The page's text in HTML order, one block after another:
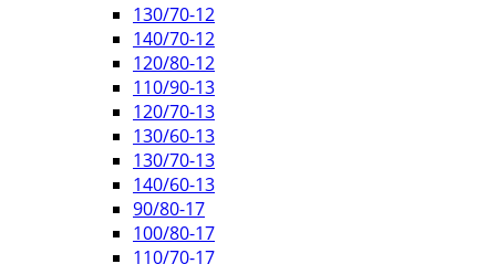
130/70-12
140/70-12
120/80-12
110/90-13
120/70-13
130/60-13
130/70-13
140/60-13
90/80-17
100/80-17
110/70-17